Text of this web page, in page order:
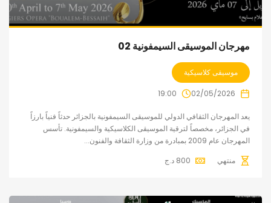
مهرجان الموسيقى السيمفونية 02
موسيقى كلاسيكية
02/05/2026
19:00
يعد المهرجان الثقافي الدولي للموسيقى السيمفونية بالجزائر حدثاً فنياً بارزاً
في الجزائر، مخصصاً لترقية الموسيقى الكلاسيكية والسيمفونية. تأسس
المهرجان عام 2009 بمبادرة من وزارة الثقافة والفنون...
منتهي
800 د.ج